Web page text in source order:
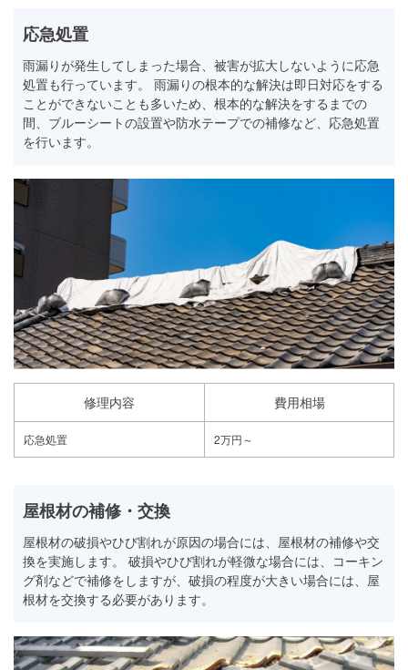
応急処置
雨漏りが発生してしまった場合、被害が拡大しないように応急
処置も行っています。 雨漏りの根本的な解決は即日対応をする
ことができないことも多いため、根本的な解決をするまでの
間、ブルーシートの設置や防水テープでの補修など、応急処置
を行います。
修理内容 費用相場
応急処置 2万円～
屋根材の補修・交換
屋根材の破損やひび割れが原因の場合には、屋根材の補修や交
換を実施します。 破損やひび割れが軽微な場合には、コーキン
グ剤などで補修をしますが、破損の程度が大きい場合には、屋
根材を交換する必要があります。